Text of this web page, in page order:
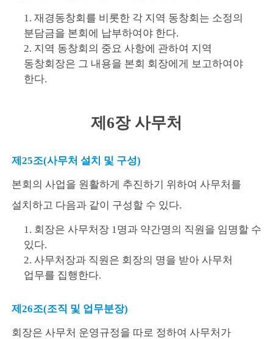
1. 재경동창회를 비롯한 각 지역 동창회는 소정의
분담금을 본회에 납부하여야 한다.
2. 지역 동창회의 중요 사항에 관하여 지역
동창회장은 그 내용을 본회 회장에게 보고하여야
한다.
제6장 사무처
제25조(사무처 설치 및 구성)
본회의 사업을 원활하게 추진하기 위하여 사무처를
설치하고 다음과 같이 구성할 수 있다.
1. 회장은 사무처장 1명과 약간명의 직원을 임명할 수
있다.
2. 사무처장과 직원은 회장의 명을 받아 사무처
업무를 집행한다.
제26조(조직 및 업무분장)
회장은 사무처 운영규정을 따로 정하여 사무처가